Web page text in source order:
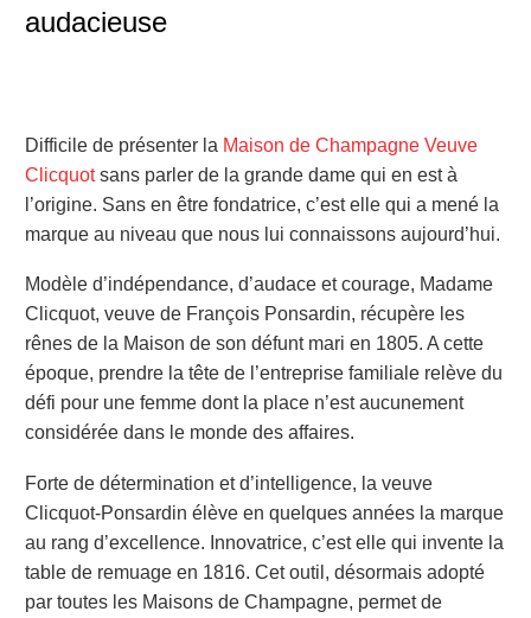
audacieuse
Difficile de présenter la Maison de Champagne Veuve
Clicquotsans parler de la grande dame qui en est à
l’origine. Sans en être fondatrice, c’est elle qui a mené la
marque au niveau que nous lui connaissons aujourd’hui.
Modèle d’indépendance, d’audace et courage, Madame
Clicquot, veuve de François Ponsardin, récupère les
rênes de l a Maison de son défunt mari en 1805. A cette
époque, prendre la tête de l’entreprise familiale relève du
défi pour une femme dont la place n’estaucunement
considérée dans le monde des affaires.
Forte de détermination et d’intelligence, la veuve
Clicquot-Ponsardin élève en quelques années la marque
au rang d’excellence. Innovatrice, c’est elle qui invente la
table de remuage en 1816. Cet outil, désormais adopté
par toutes les Maisons de Champagne, permet de